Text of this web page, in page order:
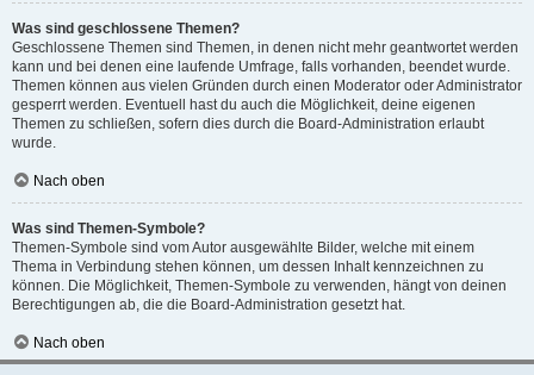
Was sind geschlossene Themen?
Geschlossene Themen sind Themen, in denen nicht mehr geantwortet werden
kann und bei denen eine laufende Umfrage, falls vorhanden, beendet wurde.
Themen können aus vielen Gründen durch einen Moderator oder Administrator
gesperrt werden. Eventuell hast du auch die Möglichkeit, deine eigenen
Themen zu schließen, sofern dies durch die Board-Administration erlaubt
wurde.
Nach oben
Was sind Themen-Symbole?
Themen-Symbole sind vom Autor ausgewählte Bilder, welche mit einem
Thema in Verbindung stehen können, um dessen Inhalt kennzeichnen zu
können. Die Möglichkeit, Themen-Symbole zu verwenden, hängt von deinen
Berechtigungen ab, die die Board-Administration gesetzt hat.
Nach oben